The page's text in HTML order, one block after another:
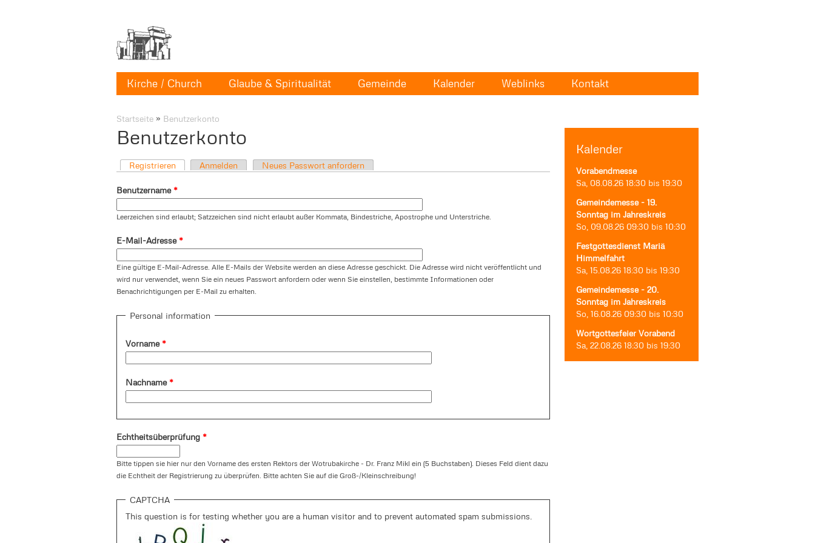
Kirche / Church Glaube & Spiritualität Gemeinde Kalender Weblinks Kontakt
Startseite » Benutzerkonto
Kalender
Vorabendmesse
Sa, 08.08.26 18:30 bis 19:30
Gemeindemesse - 19.
Sonntag im Jahreskreis
So, 09.08.26 09:30 bis 10:30
Festgottesdienst Mariä
Himmelfahrt
Sa, 15.08.26 18:30 bis 19:30
Gemeindemesse - 20.
Sonntag im Jahreskreis
So, 16.08.26 09:30 bis 10:30
Wortgottesfeier Vorabend
Sa, 22.08.26 18:30 bis 19:30
Benutzerkonto
Registrieren Anmelden Neues Passwort anfordern
Benutzername *
Leerzeichen sind erlaubt; Satzzeichen sind nicht erlaubt außer Kommata, Bindestriche, Apostrophe und Unterstriche.
E-Mail-Adresse *
Eine gültige E-Mail-Adresse. Alle E-Mails der Website werden an diese Adresse geschickt. Die Adresse wird nicht veröffentlicht und
wird nur verwendet, wenn Sie ein neues Passwort anfordern oder wenn Sie einstellen, bestimmte Informationen oder
Benachrichtigungen per E-Mail zu erhalten.
Personal information
Vorname *
Nachname *
Echtheitsüberprüfung *
Bitte tippen sie hier nur den Vorname des ersten Rektors der Wotrubakirche - Dr. Franz Mikl ein (5 Buchstaben). Dieses Feld dient dazu
die Echtheit der Registrierung zu überprüfen. Bitte achten Sie auf die Groß-/Kleinschreibung!
CAPTCHA
This question is for testing whether you are a human visitor and to prevent automated spam submissions.